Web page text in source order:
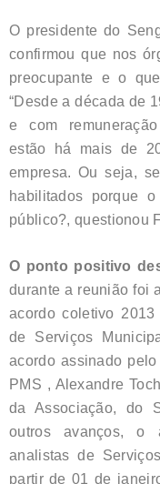
O presidente do
confirmou que nos
preocupante e o
“Desde a década de
e com
estão há mais de
empresa. Ou seja,
habilitados porque
público?, questionou
O ponto positivo
durante a reunião foi
acordo coletivo
de Serviços
acordo assinado
PMS , Alexandre
da Associação, do
outros avanços, o
analistas de
partir de 01 de